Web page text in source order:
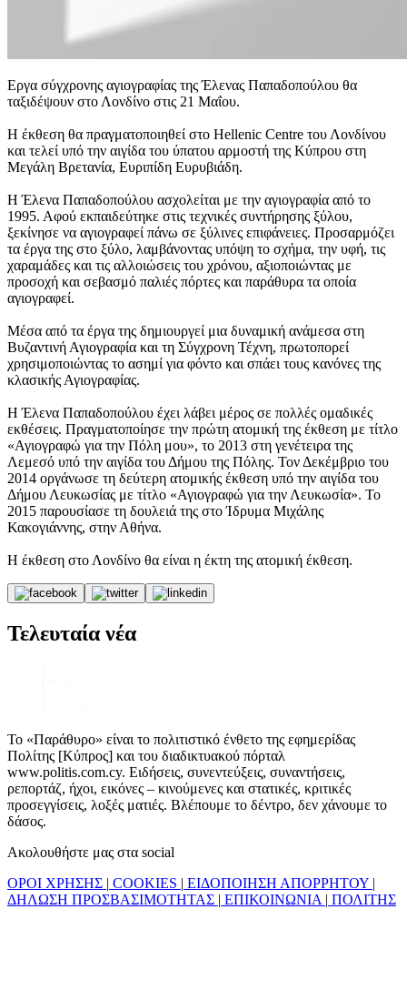
Εργα σύγχρονης αγιογραφίας της Έλενας Παπαδοπούλου θα
ταξιδέψουν στο Λονδίνο στις 21 Μαΐου.
Η έκθεση θα πραγματοποιηθεί στο Hellenic Centre του Λονδίνου
και τελεί υπό την αιγίδα του ύπατου αρμοστή της Κύπρου στη
Μεγάλη Βρετανία, Ευριπίδη Ευρυβιάδη.
Η Έλενα Παπαδοπούλου ασχολείται με την αγιογραφία από το
1995. Αφού εκπαιδεύτηκε στις τεχνικές συντήρησης ξύλου,
ξεκίνησε να αγιογραφεί πάνω σε ξύλινες επιφάνειες. Προσαρμόζει
τα έργα της στο ξύλο, λαμβάνοντας υπόψη το σχήμα, την υφή, τις
χαραμάδες και τις αλλοιώσεις του χρόνου, αξιοποιώντας με
προσοχή και σεβασμό παλιές πόρτες και παράθυρα τα οποία
αγιογραφεί.
Μέσα από τα έργα της δημιουργεί μια δυναμική ανάμεσα στη
Βυζαντινή Αγιογραφία και τη Σύγχρονη Τέχνη, πρωτοπορεί
χρησιμοποιώντας το ασημί για φόντο και σπάει τους κανόνες της
κλασικής Αγιογραφίας.
Η Έλενα Παπαδοπούλου έχει λάβει μέρος σε πολλές ομαδικές
εκθέσεις. Πραγματοποίησε την πρώτη ατομική της έκθεση με τίτλο
«Αγιογραφώ για την Πόλη μου», το 2013 στη γενέτειρα της
Λεμεσό υπό την αιγίδα του Δήμου της Πόλης. Τον Δεκέμβριο του
2014 οργάνωσε τη δεύτερη ατομικής έκθεση υπό την αιγίδα του
Δήμου Λευκωσίας με τίτλο «Αγιογραφώ για την Λευκωσία». Το
2015 παρουσίασε τη δουλειά της στο Ίδρυμα Μιχάλης
Κακογιάννης, στην Αθήνα.
Η έκθεση στο Λονδίνο θα είναι η έκτη της ατομική έκθεση.
Τελευταία νέα
Το «Παράθυρο» είναι το πολιτιστικό ένθετο της εφημερίδας
Πολίτης [Κύπρος] και του διαδικτυακού πόρταλ
www.politis.com.cy. Ειδήσεις, συνεντεύξεις, συναντήσεις,
ρεπορτάζ, ήχοι, εικόνες – κινούμενες και στατικές, κριτικές
προσεγγίσεις, λοξές ματιές. Βλέπουμε το δέντρο, δεν χάνουμε το
δάσος.
Ακολουθήστε μας στα social
ΟΡΟΙ ΧΡΗΣΗΣ | COOKIES | ΕΙΔΟΠΟΙΗΣΗ ΑΠΟΡΡΗΤΟΥ |
ΔΗΛΩΣΗ ΠΡΟΣΒΑΣΙΜΟΤΗΤΑΣ | ΕΠΙΚΟΙΝΩΝΙΑ | ΠΟΛΙΤΗΣ